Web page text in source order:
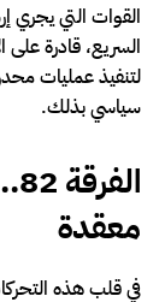
القوات التي يجري
السريع، قادرة
لتنفيذ عمليات
سياسي بذلك.
معقدة